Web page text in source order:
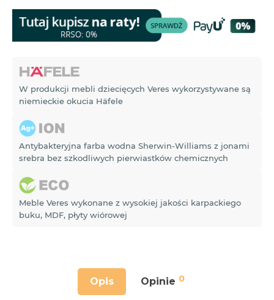
W produkcji mebli dziecięcych Veres wykorzystywane są
niemieckie okucia Häfele
Antybakteryjna farba wodna Sherwin-Williams z jonami
srebra bez szkodliwych pierwiastków chemicznych
Meble Veres wykonane z wysokiej jakości karpackiego
buku, MDF, płyty wiórowej
Opis Opinie 0